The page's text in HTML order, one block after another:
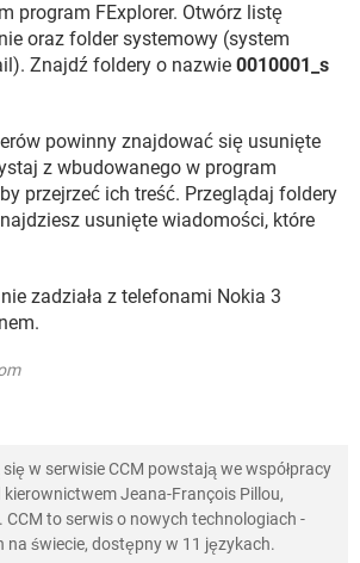
program FExplorer. Otwórz listę
oraz folder systemowy (system
Znajdź foldery o nazwie 0010001_s
powinny znajdować się usunięte
z wbudowanego w program
przejrzeć ich treść. Przeglądaj foldery
usunięte wiadomości, które
zadziała z telefonami Nokia 3
w serwisie CCM powstają we współpracy
kierownictwem Jeana-François Pillou,
CCM to serwis o nowych technologiach -
na świecie, dostępny w 11 językach.